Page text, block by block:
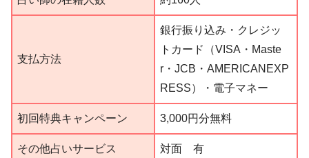
支払方法
銀行振り込み・クレジッ
トカード（VISA・Maste
r・JCB・AMERICANEXP
RESS）・電子マネー
初回特典キャンペーン 3,000円分無料
その他占いサービス 対面 有